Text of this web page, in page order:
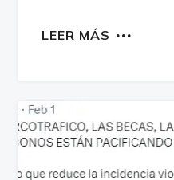
LEER MÁS